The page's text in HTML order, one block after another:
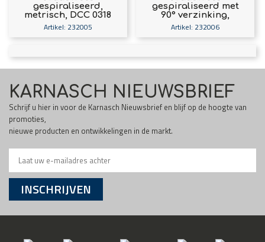
gespiraliseerd,
metrisch, DCC 0318
Diamant-coating
voor composites
Artikel: 232005
gespiraliseerd met
90° verzinking,
metrisch, DCC 0318
Diamant-coating
Artikel: 232006
KARNASCH NIEUWSBRIEF
Schrijf u hier in voor de Karnasch Nieuwsbrief en blijf op de hoogte van
promoties,
nieuwe producten en ontwikkelingen in de markt.
INSCHRIJVEN